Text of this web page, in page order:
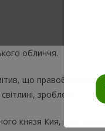
обличчя.
що правобережна
зробленій із
князя Кия, який